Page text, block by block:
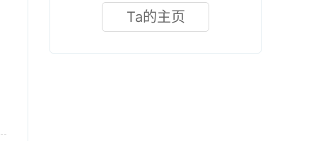
Ta的主页